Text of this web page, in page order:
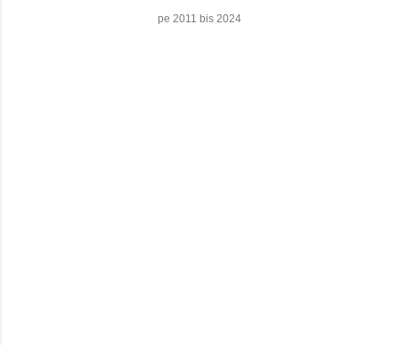
pe 2011 bis 2024